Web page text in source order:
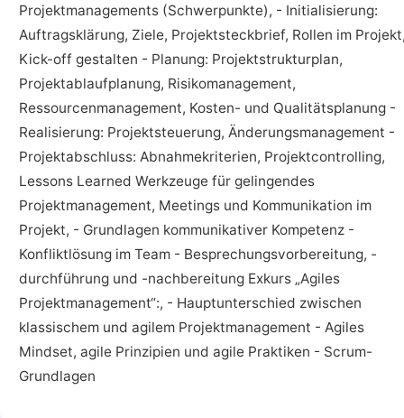
Projektmanagements (Schwerpunkte), - Initialisierung:
Auftragsklärung, Ziele, Projektsteckbrief, Rollen im
Kick-off gestalten - Planung: Projektstrukturplan,
Projektablaufplanung, Risikomanagement,
Ressourcenmanagement, Kosten- und Qualitätsplanung -
Realisierung: Projektsteuerung, Änderungsmanagement -
Projektabschluss: Abnahmekriterien, Projektcontrolling,
Lessons Learned Werkzeuge für gelingendes
Projektmanagement, Meetings und Kommunikation im
Projekt, - Grundlagen kommunikativer Kompetenz -
Konfliktlösung im Team - Besprechungsvorbereitung, -
durchführung und -nachbereitung Exkurs „Agiles
Projektmanagement“:, - Hauptunterschied zwischen
klassischem und agilem Projektmanagement - Agiles
Mindset, agile Prinzipien und agile Praktiken - Scrum-
Grundlagen